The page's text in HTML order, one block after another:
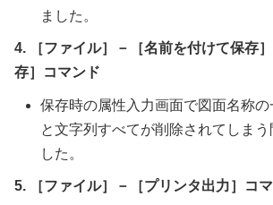
ました。
4. ［ファイル］－［名前を付けて保存
存］コマンド
保存時の属性入力画面で図面名称の
と文字列すべてが削除されてしまう
した。
5. ［ファイル］－［プリンタ出力］コ